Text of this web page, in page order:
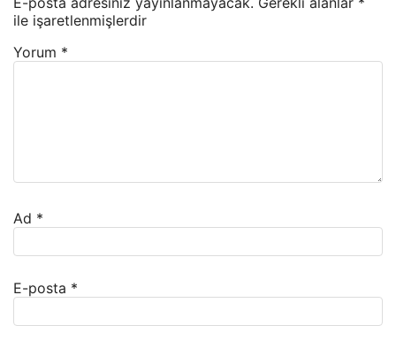
ile işaretlenmişlerdir
Yorum *
Ad *
E-posta *